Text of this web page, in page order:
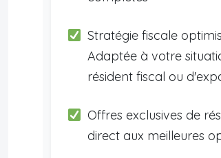
Stratégie fiscale
Adaptée à votre
résident fiscal ou
Offres exclusives de
direct aux meilleures